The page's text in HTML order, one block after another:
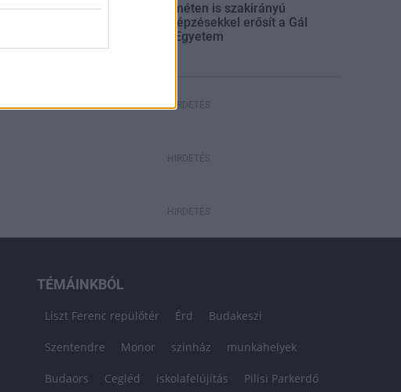
Kecskeméten is szakirányú
továbbképzésekkel erősít a Gál
Ferenc Egyetem
HIRDETÉS
HIRDETÉS
HIRDETÉS
TÉMÁINKBÓL
Liszt Ferenc repülőtér Érd Budakeszi
Szentendre Monor színház munkahelyek
Budaörs Cegléd iskolafelújítás Pilisi Parkerdő